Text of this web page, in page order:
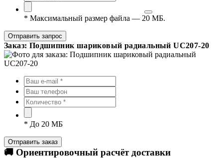
* Максимальный размер файла — 20 МБ.
Отправить запрос
Заказ: Подшипник шариковый радиальный UC207-20
* До 20 МБ
Отправить заказ
🚚 Ориентировочный расчёт доставки